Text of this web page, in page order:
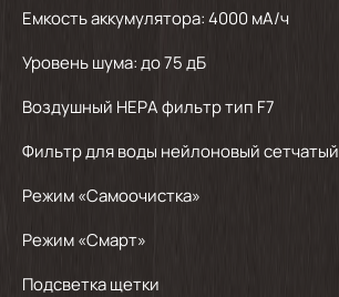
Емкость аккумулятора: 4000 мА/ч
Уровень шума: до 75 дБ
Воздушный НЕРА фильтр тип F7
Фильтр для воды нейлоновый сетчатый
Режим «Самоочистка»
Режим «Смарт»
Подсветка щетки